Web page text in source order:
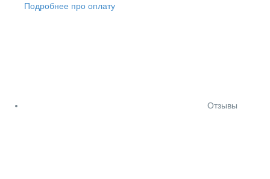
Подробнее про оплату
Отзывы